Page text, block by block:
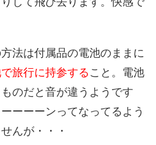
法は付属品の電池のままに
旅行に持参すること。電池
のだと音が違うようです
ーーーンってなってるよう
んが・・・